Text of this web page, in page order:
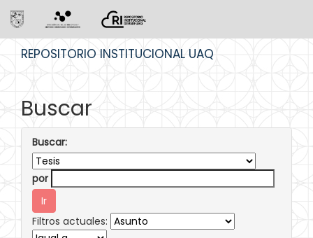
REPOSITORIO INSTITUCIONAL UAQ
Buscar
Buscar:
por
Filtros actuales: